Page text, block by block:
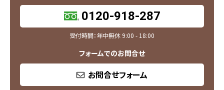
0120-918-287
受付時間：年中無休 9:00 - 18:00
フォームでのお問合せ
お問合せフォーム